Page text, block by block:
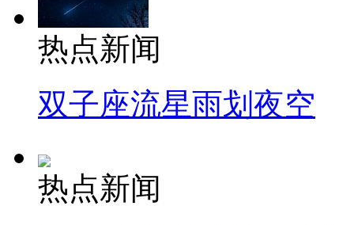
热点新闻
双子座流星雨划夜空
热点新闻